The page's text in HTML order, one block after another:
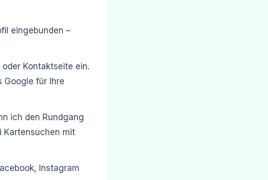
eingebunden –
Kontaktseite ein.
Google für Ihre
ich den Rundgang
Kartensuchen mit
Instagram